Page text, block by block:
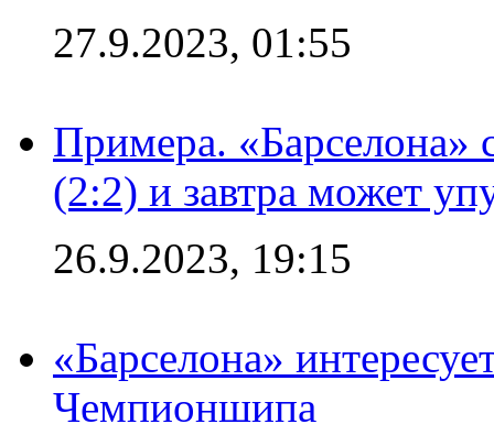
27.9.2023, 01:55
Примера. «Барселона»
(2:2) и завтра может
26.9.2023, 19:15
«Барселона»
Чемпионшипа